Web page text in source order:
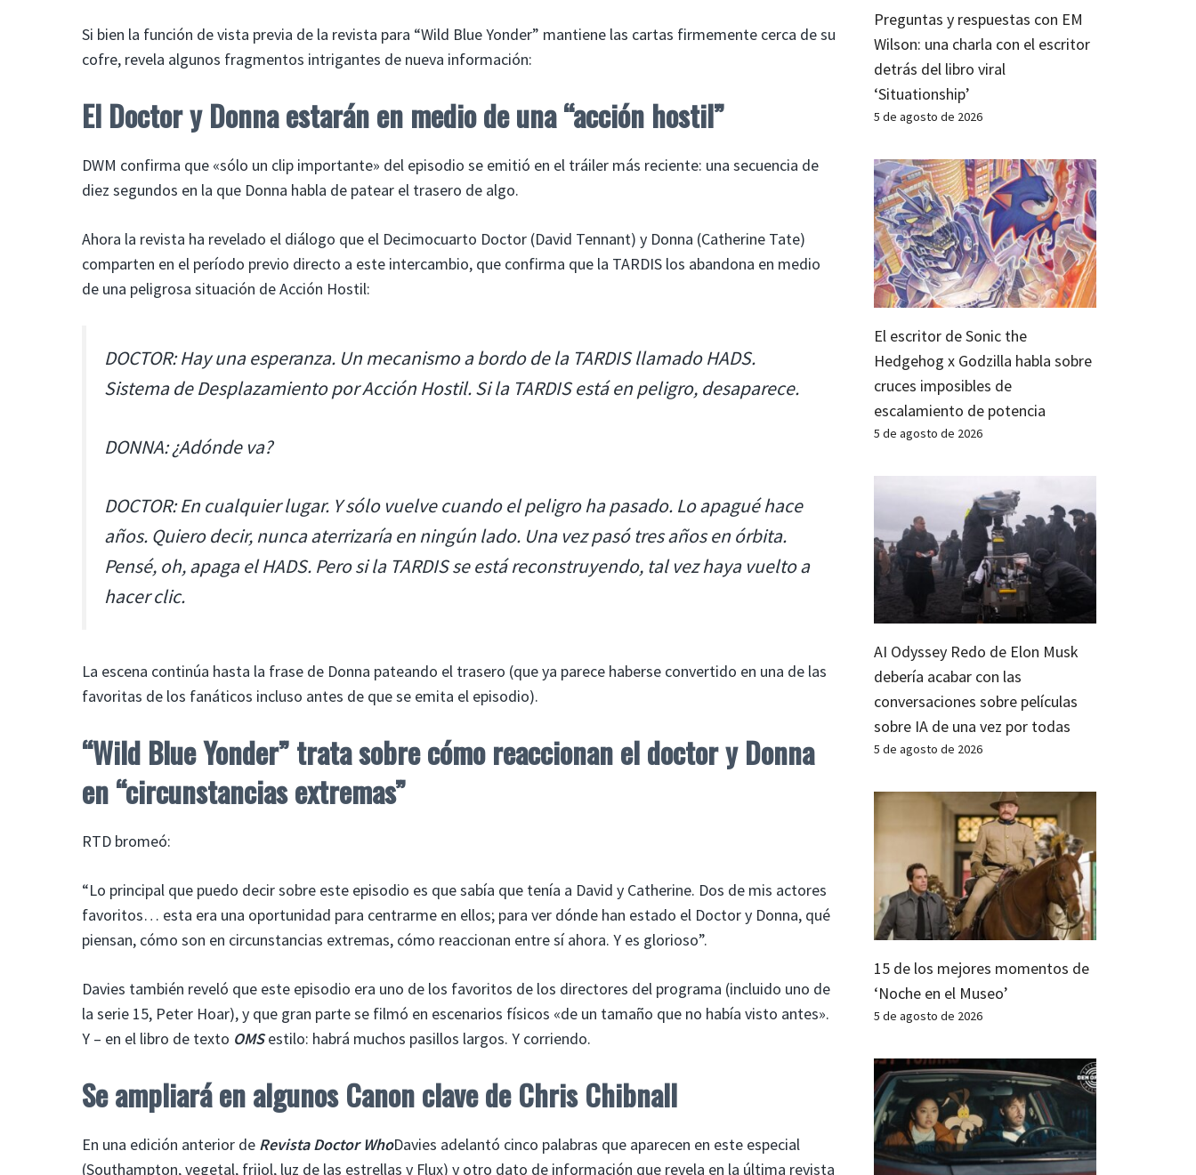
Si bien la función de vista previa de la revista para “Wild Blue Yonder” mantiene las cartas firmemente cerca de su
cofre, revela algunos fragmentos intrigantes de nueva información:
El Doctor y Donna estarán en medio de una “acción hostil”
DWM confirma que «sólo un clip importante» del episodio se emitió en el tráiler más reciente: una secuencia de
diez segundos en la que Donna habla de patear el trasero de algo.
Ahora la revista ha revelado el diálogo que el Decimocuarto Doctor (David Tennant) y Donna (Catherine Tate)
comparten en el período previo directo a este intercambio, que confirma que la TARDIS los abandona en medio
de una peligrosa situación de Acción Hostil:
DOCTOR: Hay una esperanza. Un mecanismo a bordo de la TARDIS llamado HADS.
Sistema de Desplazamiento por Acción Hostil. Si la TARDIS está en peligro, desaparece.
DONNA: ¿Adónde va?
DOCTOR: En cualquier lugar. Y sólo vuelve cuando el peligro ha pasado. Lo apagué hace
años. Quiero decir, nunca aterrizaría en ningún lado. Una vez pasó tres años en órbita.
Pensé, oh, apaga el HADS. Pero si la TARDIS se está reconstruyendo, tal vez haya vuelto a
hacer clic.
La escena continúa hasta la frase de Donna pateando el trasero (que ya parece haberse convertido en una de las
favoritas de los fanáticos incluso antes de que se emita el episodio).
“Wild Blue Yonder” trata sobre cómo reaccionan el doctor y Donna
en “circunstancias extremas”
RTD bromeó:
“Lo principal que puedo decir sobre este episodio es que sabía que tenía a David y Catherine. Dos de mis actores
favoritos… esta era una oportunidad para centrarme en ellos; para ver dónde han estado el Doctor y Donna, qué
piensan, cómo son en circunstancias extremas, cómo reaccionan entre sí ahora. Y es glorioso”.
Davies también reveló que este episodio era uno de los favoritos de los directores del programa (incluido uno de
la serie 15, Peter Hoar), y que gran parte se filmó en escenarios físicos «de un tamaño que no había visto antes».
Y – en el libro de texto OMSestilo: habrá muchos pasillos largos. Y corriendo.
Se ampliará en algunos Canon clave de Chris Chibnall
En una edición anterior de Revista Doctor WhoDavies adelantó cinco palabras que aparecen en este especial
(Southampton, vegetal, frijol, luz de las estrellas y Flux) y otro dato de información que revela en la última revista
Preguntas y respuestas con EM
Wilson: una charla con el escritor
detrás del libro viral
‘Situationship’
5 de agosto de 2026
El escritor de Sonic the
Hedgehog x Godzilla habla sobre
cruces imposibles de
escalamiento de potencia
5 de agosto de 2026
AI Odyssey Redo de Elon Musk
debería acabar con las
conversaciones sobre películas
sobre IA de una vez por todas
5 de agosto de 2026
15 de los mejores momentos de
‘Noche en el Museo’
5 de agosto de 2026